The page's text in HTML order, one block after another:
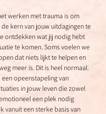
werken met trauma is om
kern van jouw uitdagingen te
ontdekken wat jij nodig hebt
te komen. Soms voelen we
dat niets lijkt te helpen en
meer is. Dit is heel normaal.
een opeenstapeling van
in jouw leven die zowel
een plek nodig
vanuit een sterke basis van